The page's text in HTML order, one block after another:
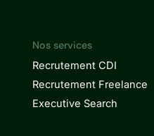
Nos services
Recrutement CDI
Recrutement Freelance
Executive Search